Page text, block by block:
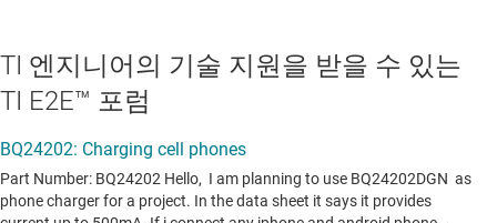
TI 엔지니어의 기술 지원을 받을 수 있는
TI E2E™ 포럼